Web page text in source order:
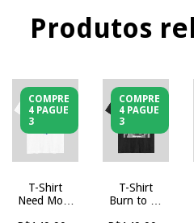
Produtos
COMPRE
4 PAGUE
3
T-Shirt
Need More
COMPRE
4 PAGUE
3
T-Shirt
Burn to be